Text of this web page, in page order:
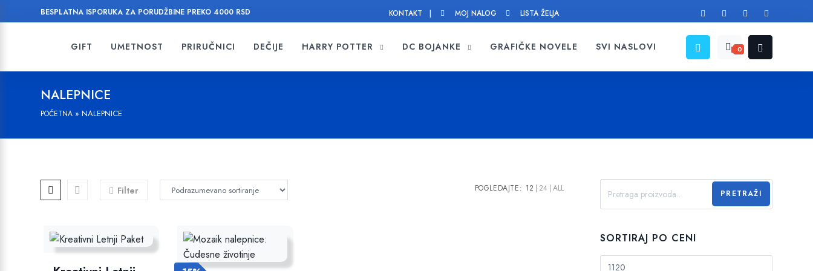
BESPLATNA ISPORUKA ZA PORUDŽBINE PREKO 4000 RSD KONTAKT | MOJ NALOG LISTA ŽELJA
GIFT UMETNOST PRIRUČNICI DEČIJE HARRY POTTER DC BOJANKE GRAFIČKE NOVELE SVI NASLOVI 0
NALEPNICE
POČETNA »NALEPNICE
Filter POGLEDAJTE: 12 24 ALL PRETRAŽI
SORTIRAJ PO CENI